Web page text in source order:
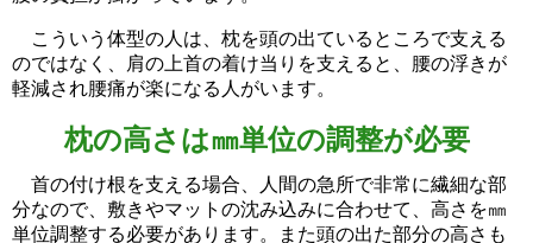
こういう体型の人は、枕を頭の出ているところで支える
のではなく、肩の上首の着け当りを支えると、腰の浮きが
軽減され腰痛が楽になる人がいます。
枕の高さは㎜単位の調整が必要
首の付け根を支える場合、人間の急所で非常に繊細な部
分なので、敷きやマットの沈み込みに合わせて、高さを㎜
単位調整する必要があります。また頭の出た部分の高さも